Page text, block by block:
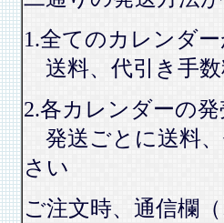
1.全てのカレンダ
送料、代引き手
2.各カレンダーの
発送ごとに送料
さい
ご注文時、通信欄